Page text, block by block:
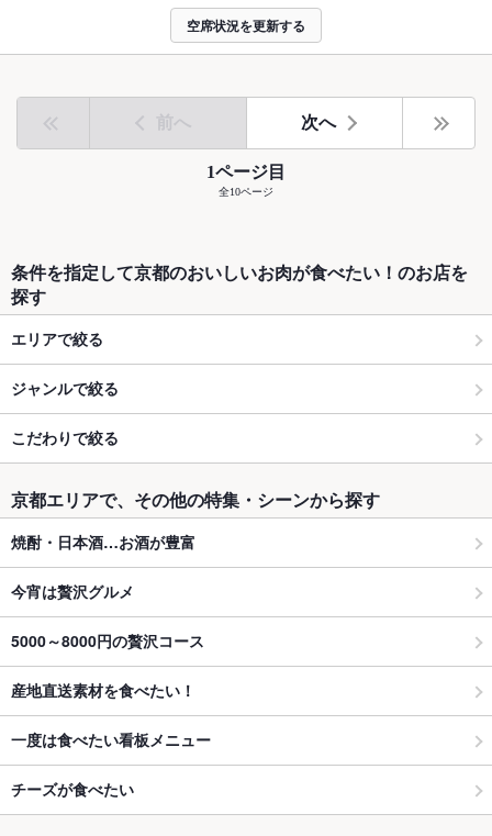
空席状況を更新する
前へ 次へ
1ページ目
全10ページ
条件を指定して京都のおいしいお肉が食べたい！のお店を
探す
エリアで絞る
ジャンルで絞る
こだわりで絞る
京都エリアで、その他の特集・シーンから探す
焼酎・日本酒…お酒が豊富
今宵は贅沢グルメ
5000～8000円の贅沢コース
産地直送素材を食べたい！
一度は食べたい看板メニュー
チーズが食べたい